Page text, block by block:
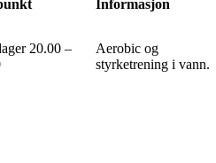
Informasjon
20.00 –
Aerobic og
styrketrening i vann.